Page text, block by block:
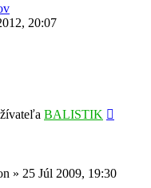
20:07
BALISTIK
» 25 Júl 2009, 19:30